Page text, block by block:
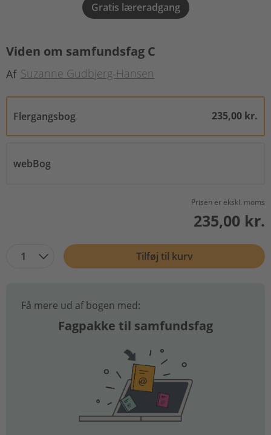
Gratis læreradgang
Viden om samfundsfag C
Af Suzanne Gudbjerg-Hansen
Flergangsbog 235,00 kr.
webBog
Prisen er ekskl. moms
235,00 kr.
1 Tilføj til kurv
Få mere ud af bogen med:
Fagpakke til samfundsfag